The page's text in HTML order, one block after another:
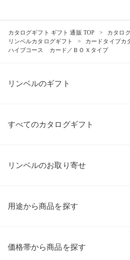
カタログギフト ギフト 通販 TOP カタロ
リンベルカタログギフト
カードタイプ
ハイブコース カード／ＢＯＸタイプ
リンベルのギフト
すべてのカタログギフト
リンベルのお取り寄せ
用途から商品を探す
価格帯から商品を探す